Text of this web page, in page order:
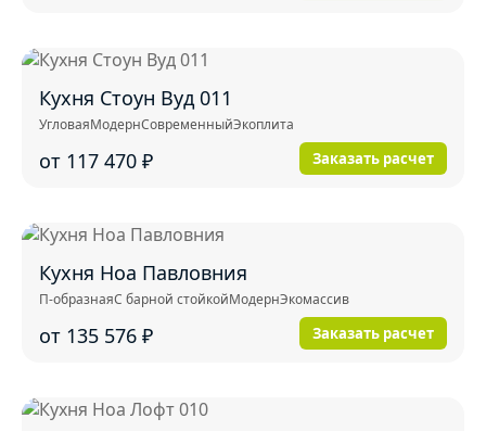
Кухня Стоун Вуд 011
УгловаяМодернСовременныйЭкоплита
от 117 470 ₽ Заказать расчет
Кухня Ноа Павловния
П-образнаяС барной стойкойМодернЭкомассив
от 135 576 ₽ Заказать расчет